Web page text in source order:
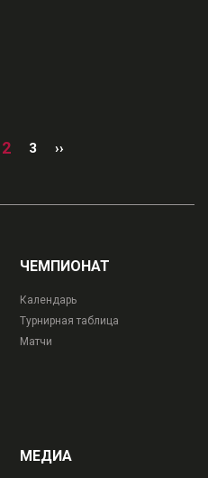
2 3 ››
ЧЕМПИОНАТ
Календарь
Турнирная таблица
Матчи
МЕДИА